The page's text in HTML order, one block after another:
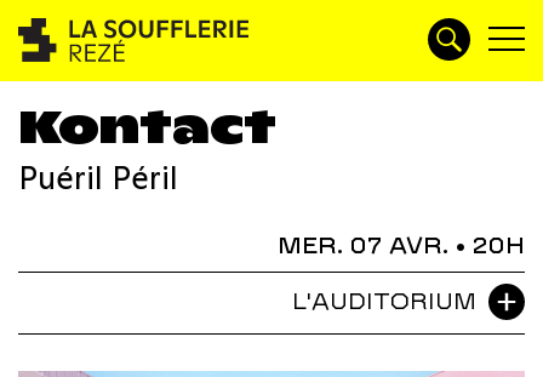
Kontact
Puéril Péril
MER. 07 AVR. • 20H
L'AUDITORIUM